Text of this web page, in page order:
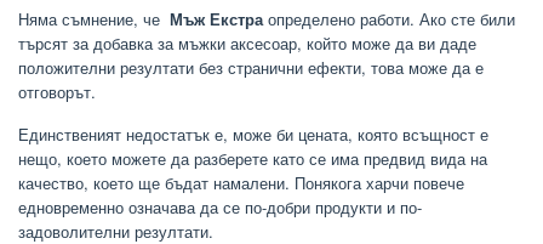
Няма съмнение, че Мъж Екстра определено работи. Ако сте били
търсят за добавка за мъжки аксесоар, който може да ви даде
положителни резултати без странични ефекти, това може да е
отговорът.
Единственият недостатък е, може би цената, която всъщност е
нещо, което можете да разберете като се има предвид вида на
качество, което ще бъдат намалени. Понякога харчи повече
едновременно означава да се по-добри продукти и по-
задоволителни резултати.